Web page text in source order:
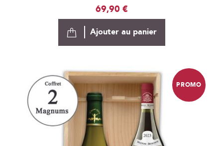
69,90 €
Ajouter au panier
PROMO